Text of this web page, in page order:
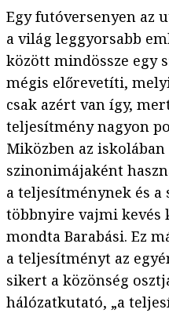
Egy futóversenyen az
a világ leggyorsabb
között mindössze egy
mégis előrevetíti,
csak azért van így,
teljesítmény nagyon
Miközben az
szinonimájaként
a teljesítménynek és
többnyire vajmi kevés
mondta Barabási. Ez
a teljesítményt az
sikert a közönség
hálózatkutató, „a